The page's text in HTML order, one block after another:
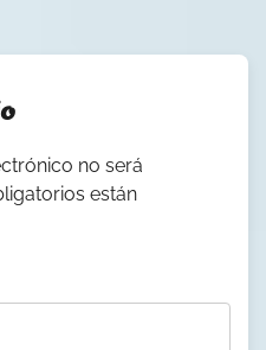
no será
están